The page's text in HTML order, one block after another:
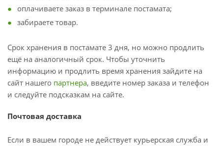
оплачиваете заказ в терминале постамата;
забираете товар.
Срок хранения в постамате 3 дня, но можно продлить
ещё на аналогичный срок. Чтобы уточнить
информацию и продлить время хранения зайдите на
сайт нашего партнера, введите номер заказа и телефон
и следуйте подсказкам на сайте.
Почтовая доставка
Если в вашем городе не действует курьерская служба и